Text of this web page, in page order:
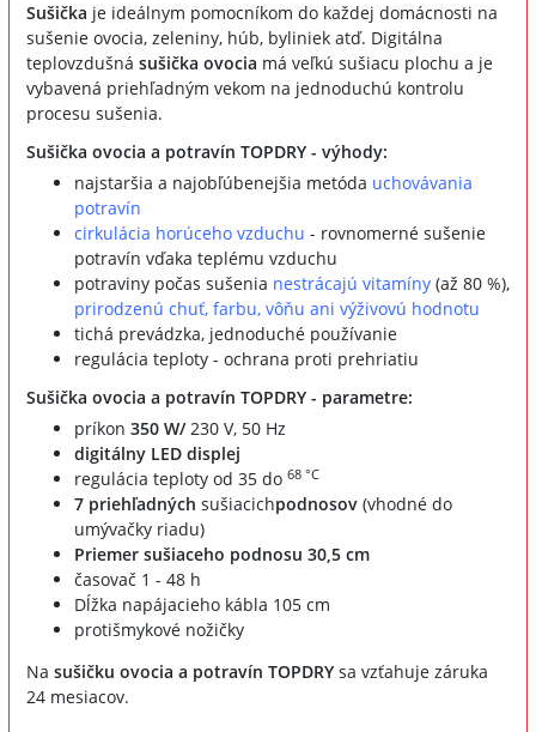
Sušička je ideálnym pomocníkom do každej domácnosti na
sušenie ovocia, zeleniny, húb, byliniek atď. Digitálna
teplovzdušná sušička ovocia má veľkú sušiacu plochu a je
vybavená priehľadným vekom na jednoduchú kontrolu
procesu sušenia.
Sušička ovocia a potravín TOPDRY - výhody:
najstaršia a najobľúbenejšia metóda uchovávania
potravín
cirkulácia horúceho vzduchu - rovnomerné sušenie
potravín vďaka teplému vzduchu
potraviny počas sušenia nestrácajú vitamíny (až 80 %),
prirodzenú chuť, farbu, vôňu ani výživovú hodnotu
tichá prevádzka, jednoduché používanie
regulácia teploty - ochrana proti prehriatiu
Sušička ovocia a potravín TOPDRY - parametre:
príkon 350 W/230 V, 50 Hz
digitálny LED displej
regulácia teploty od 35 do 68 °C
7 priehľadných sušiacichpodnosov (vhodné do
umývačky riadu)
Priemer sušiaceho podnosu 30,5 cm
časovač 1 - 48 h
Dĺžka napájacieho kábla 105 cm
protišmykové nožičky
Na sušičku ovocia a potravín TOPDRY sa vzťahuje záruka
24 mesiacov.